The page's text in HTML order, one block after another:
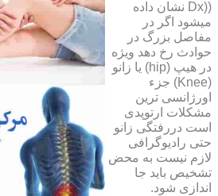
((Dx نشان داده
میشود اگر در
مفاصل بزرگ در
حوادث رخ دهد ویژه
در هیپ (hip) یا زانو
(Knee) جزء
اورژانسی ترین
مشکلات ارتوپدی
است دررفتگی زانو
حتی رادیوگرافی
لازم نیست به محض
تشخیص باید جا
اندازی شود.